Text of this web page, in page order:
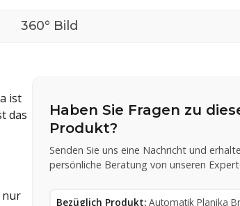
360° Bild
ist
das
nur
Haben Sie Fragen zu
Produkt?
Senden Sie uns eine Nachricht und
persönliche Beratung von unseren
Bezüglich Produkt: Automatik Planika